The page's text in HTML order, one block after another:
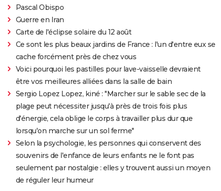
Pascal Obispo
Guerre en Iran
Carte de l'éclipse solaire du 12 août
Ce sont les plus beaux jardins de France : l'un d'entre eux se
cache forcément près de chez vous
Voici pourquoi les pastilles pour lave-vaisselle devraient
être vos meilleures alliées dans la salle de bain
Sergio Lopez Lopez, kiné : "Marcher sur le sable sec de la
plage peut nécessiter jusqu'à près de trois fois plus
d'énergie, cela oblige le corps à travailler plus dur que
lorsqu'on marche sur un sol ferme"
Selon la psychologie, les personnes qui conservent des
souvenirs de l'enfance de leurs enfants ne le font pas
seulement par nostalgie : elles y trouvent aussi un moyen
de réguler leur humeur